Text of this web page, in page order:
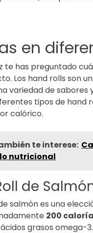
en
te has preguntado
Los hand rolls son
variedad de sabores
tipos de
calórico.
te interese:
nutricional
de
salmón es una
200
grasos omega-3.